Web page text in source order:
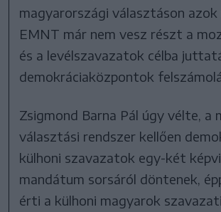
magyarországi választáson
EMNT már nem vesz részt a
és a levélszavazatok célba
demokráciaközpontok
Zsigmond Barna Pál úgy vélte, a
választási rendszer kellően
külhoni szavazatok egy-két
mandátum sorsáról döntenek,
érti a külhoni magyarok